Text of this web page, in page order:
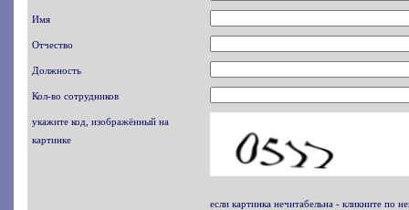
Имя
Отчество
Должность
Кол-во сотрудников
укажите код, изображённый на
картинке
если картинка нечитабельна - кликните по